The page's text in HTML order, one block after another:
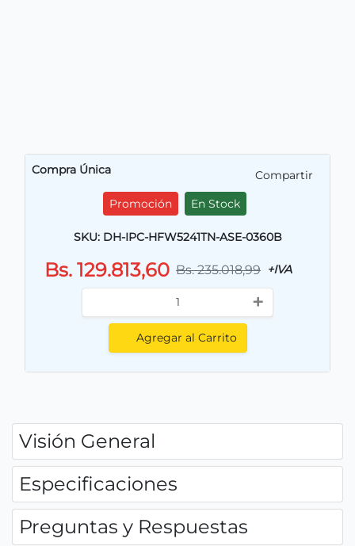
Compra Única
Compartir
Promoción
En Stock
SKU: DH-IPC-HFW5241TN-ASE-0360B
Bs. 129.813,60 Bs. 235.018,99 +IVA
+
Agregar al Carrito
Visión General
Especificaciones
Preguntas y Respuestas